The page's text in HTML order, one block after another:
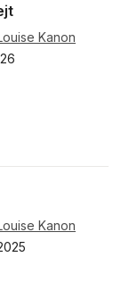
Kanon
Kanon
röster: